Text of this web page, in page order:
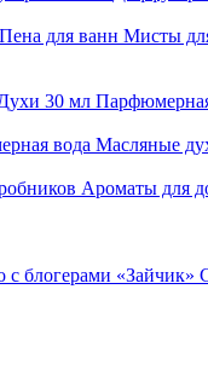
Пена для ванн Мисты
30 мл
вода Масляные
Ароматы для
с блогерами «Зайчик»